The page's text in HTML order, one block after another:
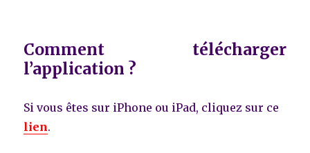
Comment télécharger
l’application ?
Si vous êtes sur iPhone ou iPad, cliquez sur ce
lien.